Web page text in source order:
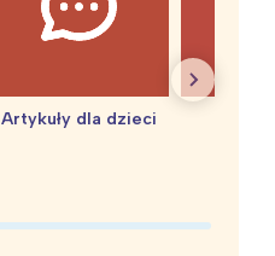
Artykuły dla dzieci
Kraków
Wszystkie